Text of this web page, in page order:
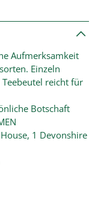
Aufmerksamkeit
Einzeln
reicht für
Botschaft
1 Devonshire